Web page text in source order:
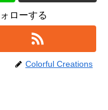
ローする
Colorful Creations